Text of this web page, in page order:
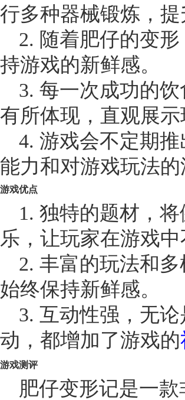
行多种器械锻炼，
2. 随着肥仔的变
持游戏的新鲜感。
3. 每一次成功的
有所体现，直观展
4. 游戏会不定期
能力和对游戏玩法
游戏优点
1. 独特的题材，
乐，让玩家在游戏
2. 丰富的玩法和
始终保持新鲜感。
3. 互动性强，无
动，都增加了游戏的
游戏测评
肥仔变形记是一